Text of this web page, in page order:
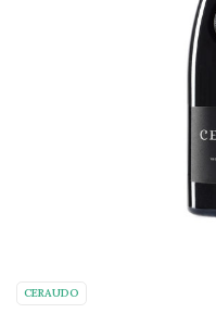
CERAUDO